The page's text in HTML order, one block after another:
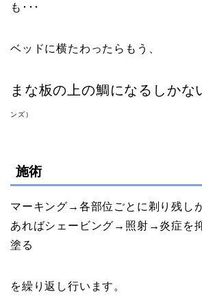
も･･･
ベッドに横たわったらもう、
まな板の上の鯛になるしかな
ンズ）
施術
マーキング→各部位ごとに剃り残し
あればシェービング→照射→炎症を
塗る
を繰り返し行います。